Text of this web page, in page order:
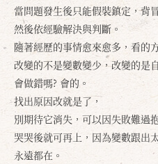
當問題發生後只能假裝鎮定，背
然後依經驗解決與判斷。
隨著經歷的事情愈來愈多，看的
改變的不是變數變少，改變的是
會做錯嗎? 會的。
找出原因改就是了，
別期待它消失，可以因失敗難過
哭哭後就可再上，因為變數跟出
永遠都在。